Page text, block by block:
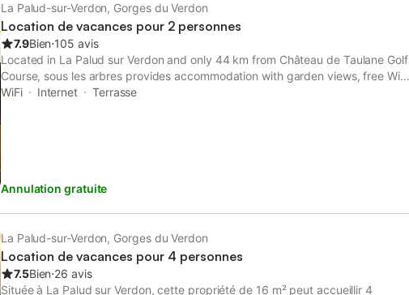
La Palud-sur-Verdon, Gorges du Verdon
Location de vacances pour 2 personnes
7.9Bien⋅105 avis
Located in La Palud sur Verdon and only 44 km from Château de Taulane Golf
Course, sous les arbres provides accommodation with garden views, free WiFi
and free private parking. This chalet offers a garden as well as a terrace.
WiFi Internet Terrasse
Annulation gratuite
La Palud-sur-Verdon, Gorges du Verdon
Location de vacances pour 4 personnes
7.5Bien⋅26 avis
Située à La Palud sur Verdon, cette propriété de 16 m² peut accueillir 4